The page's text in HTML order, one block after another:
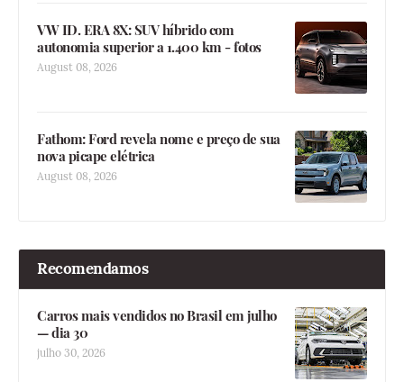
VW ID. ERA 8X: SUV híbrido com
autonomia superior a 1.400 km - fotos
August 08, 2026
Fathom: Ford revela nome e preço de sua
nova picape elétrica
August 08, 2026
Recomendamos
Carros mais vendidos no Brasil em julho
— dia 30
julho 30, 2026